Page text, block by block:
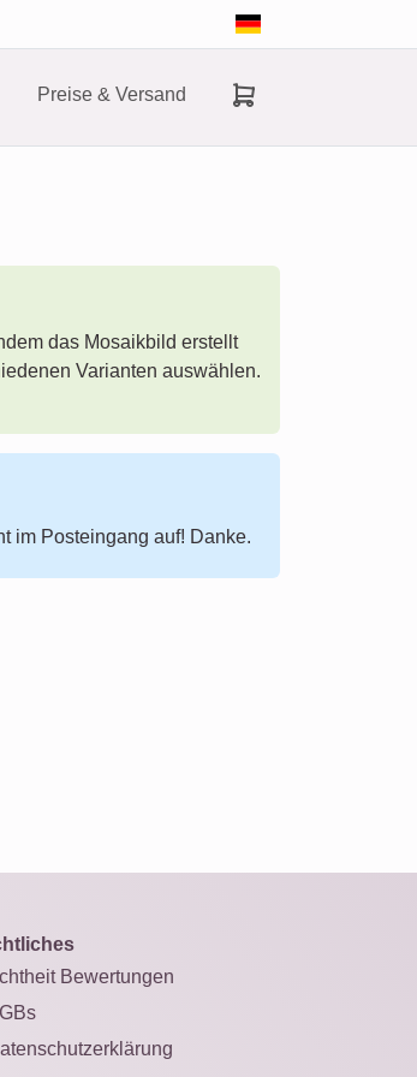
Preise & Versand
das Mosaikbild erstellt
Varianten auswählen.
im Posteingang auf! Danke.
Bewertungen